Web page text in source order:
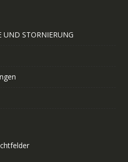
UND STORNIERUNG